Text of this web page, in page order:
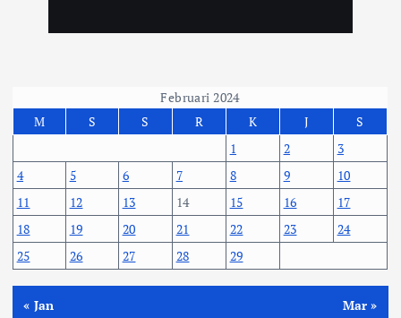
Februari 2024
M
S S R K J
S
1
2
3
4
5 6 7 8 9
10
11
12 13 14 15 16
17
18
19 20 21 22 23
24
25
26 27 28 29
« Jan Mar »